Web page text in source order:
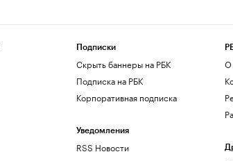
Подписки
Скрыть баннеры на РБК
Подписка на РБК
Корпоративная подписка
Уведомления
RSS Новости
О